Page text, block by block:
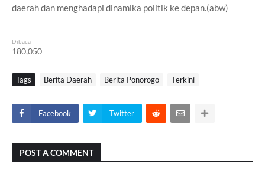
daerah dan menghadapi dinamika politik ke depan.(abw)
Dibaca
180,050
Tags Berita Daerah Berita Ponorogo Terkini
Facebook Twitter
POST A COMMENT